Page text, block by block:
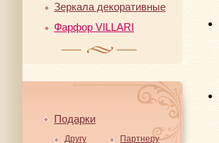
Зеркала декоративные
Фарфор VILLARI
Подарки
Другу Партнеру